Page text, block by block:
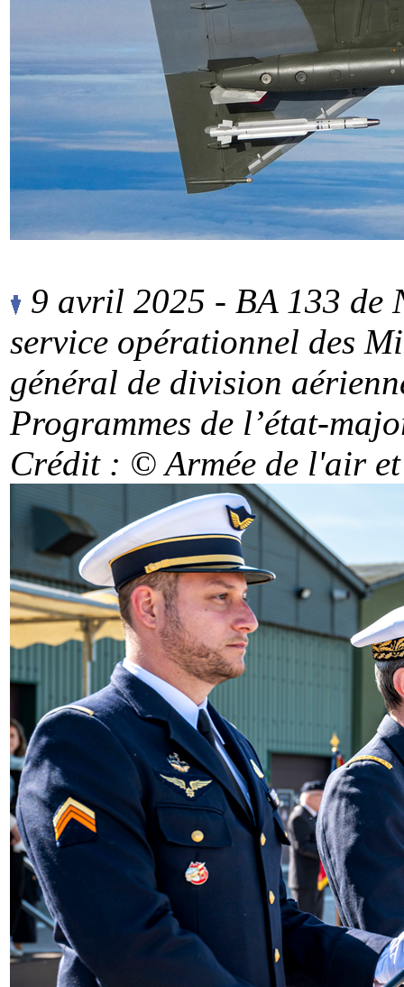
9 avril 2025 - BA 133 de
service opérationnel des
général de division
Programmes de l’état-
Crédit : © Armée de l'air